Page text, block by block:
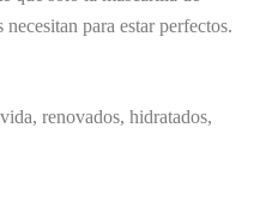
para estar perfectos.
renovados, hidratados,